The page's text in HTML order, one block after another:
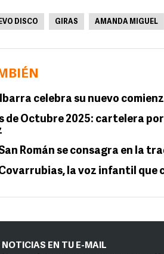
DISCO GIRAS AMANDA MIGUEL
celebra su nuevo
de Octubre 2025: cartelera
Román se consagra en la
la voz infantil que
EN TU E-MAIL